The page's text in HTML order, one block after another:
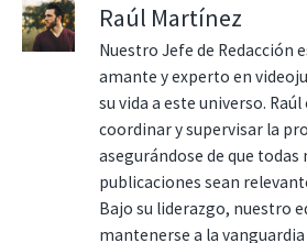
Raúl Martínez
Nuestro Jefe de Redacción
amante y experto en
su vida a este universo.
coordinar y supervisar la
asegurándose de que todas
publicaciones sean
Bajo su liderazgo, nuestro
mantenerse a la